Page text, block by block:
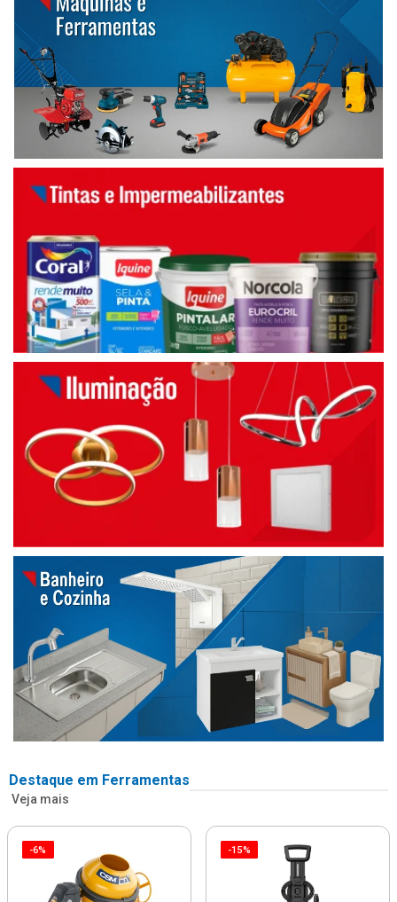
Destaque em Ferramentas
Veja mais
-6% -15%